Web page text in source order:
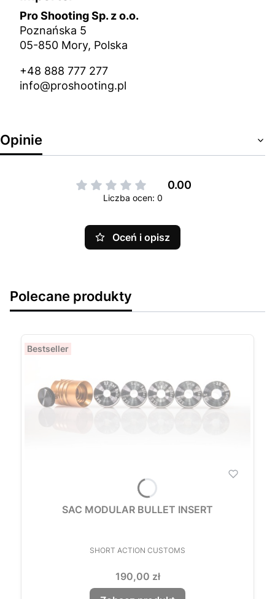
Pro Shooting Sp. z o.o.
Poznańska 5
05-850 Mory, Polska
+48 888 777 277
info@proshooting.pl
Opinie
0.00
Liczba ocen: 0
Oceń i opisz
Polecane produkty
Bestseller
SAC MODULAR BULLET INSERT
PRODUCENT
SHORT ACTION CUSTOMS
Cena
190,00 zł